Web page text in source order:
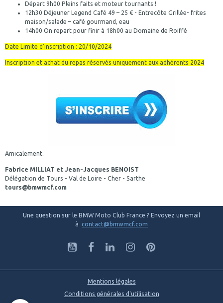
Départ 9h00 Pleins faits et moteur tournants !
12h30 Déjeuner Legend Café 49 – 25 € - Entrecôte Grillée- frites
maison/salade – café gourmand, eau
14h00 On repart pour finir à 18h00 au Domaine de Roiffé
Date Limite d'inscription : 20/10/2024
Inscription et achat du repas réservés uniquement aux adhérents 2024
Amicalement.
Fabrice MILLIAT et Jean-Jacques BENOIST
Délégation de Tours - Val de Loire - Cher - Sarthe
tours@bmwmcf.com
Une question sur le BMW Moto Club France ? Envoyez un email
à contact@bmwmcf.com
Mentions légales
Conditions générales d'utilisation